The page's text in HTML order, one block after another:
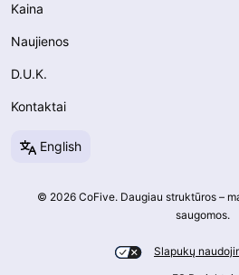
Kaina
Naujienos
D.U.K.
Kontaktai
English
© 2026 CoFive. Daugiau struktūros –
saugomos.
Slapukų